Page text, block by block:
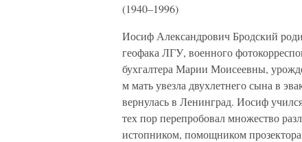
(1940–1996)
Иосиф Александрович Бродский
геофака ЛГУ, военного
бухгалтера Марии Моисеевны,
м мать увезла двухлетнего сына в
вернулась в Ленинград. Иосиф
тех пор перепробовал множество
истопником, помощником